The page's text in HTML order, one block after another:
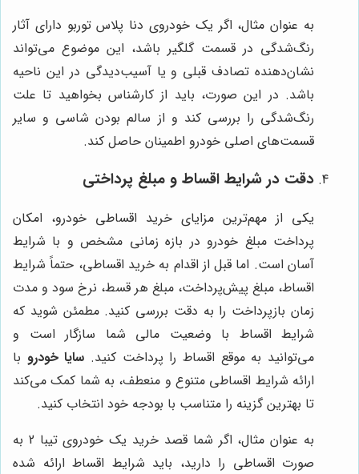
به عنوان مثال، اگر یک خودروی دنا پلاس توربو دارای آثار
رنگ‌شدگی در قسمت گلگیر باشد، این موضوع می‌تواند
نشان‌دهنده تصادف قبلی و یا آسیب‌دیدگی در این ناحیه
باشد. در این صورت، باید از کارشناس بخواهید تا علت
رنگ‌شدگی را بررسی کند و از سالم بودن شاسی و سایر
قسمت‌های اصلی خودرو اطمینان حاصل کند.
دقت در شرایط اقساط و مبلغ پرداختی
یکی از مهم‌ترین مزایای خرید اقساطی خودرو، امکان
پرداخت مبلغ خودرو در بازه زمانی مشخص و با شرایط
آسان است. اما قبل از اقدام به خرید اقساطی، حتماً شرایط
اقساط، مبلغ پیش‌پرداخت، مبلغ هر قسط، نرخ سود و مدت
زمان بازپرداخت را به دقت بررسی کنید. مطمئن شوید که
شرایط اقساط با وضعیت مالی شما سازگار است و
می‌توانید به موقع اقساط را پرداخت کنید. سایا خودرو با
ارائه شرایط اقساطی متنوع و منعطف، به شما کمک می‌کند
تا بهترین گزینه را متناسب با بودجه خود انتخاب کنید.
به عنوان مثال، اگر شما قصد خرید یک خودروی تیبا 2 به
صورت اقساطی را دارید، باید شرایط اقساط ارائه شده